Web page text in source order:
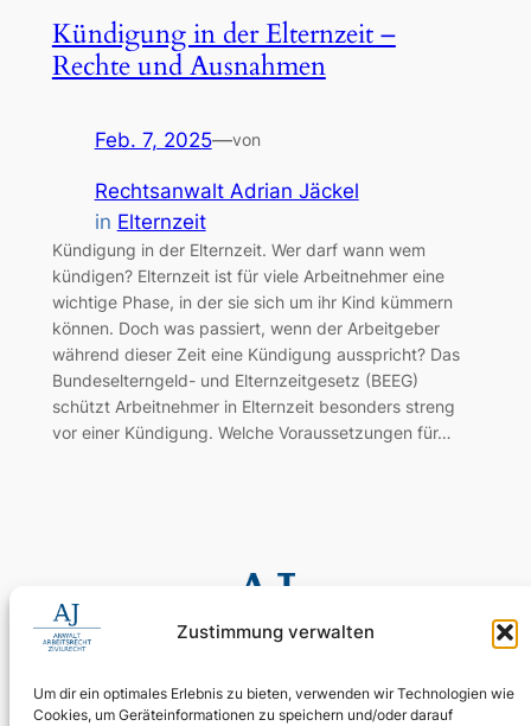
Zustimmung verwalten
Um dir ein optimales Erlebnis zu bieten, verwenden wir Technologien wie
Cookies, um Geräteinformationen zu speichern und/oder darauf
Kündigung in der Elternzeit –
Rechte und Ausnahmen
Feb. 7, 2025—von
Rechtsanwalt Adrian Jäckel
in Elternzeit
Kündigung in der Elternzeit. Wer darf wann wem
kündigen? Elternzeit ist für viele Arbeitnehmer eine
wichtige Phase, in der sie sich um ihr Kind kümmern
können. Doch was passiert, wenn der Arbeitgeber
während dieser Zeit eine Kündigung ausspricht? Das
Bundeselterngeld- und Elternzeitgesetz (BEEG)
schützt Arbeitnehmer in Elternzeit besonders streng
vor einer Kündigung. Welche Voraussetzungen für…